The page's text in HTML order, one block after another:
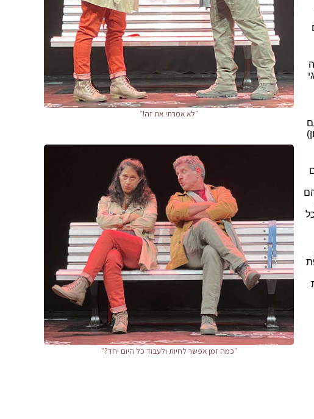
״לא אמרתי את זה!״
״כמה זמן אפשר לחיות ולעבוד כל היום יחד?״